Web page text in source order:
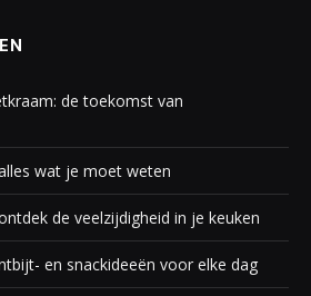
de toekomst van
wat je moet weten
de veelzijdigheid in je keuken
en snackideeën voor elke dag